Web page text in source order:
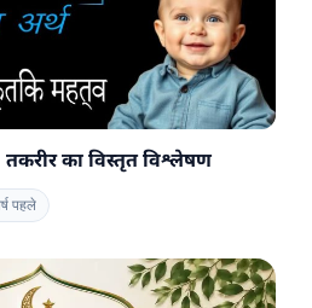
तकरीर का विस्तृत विश्लेषण
पहले